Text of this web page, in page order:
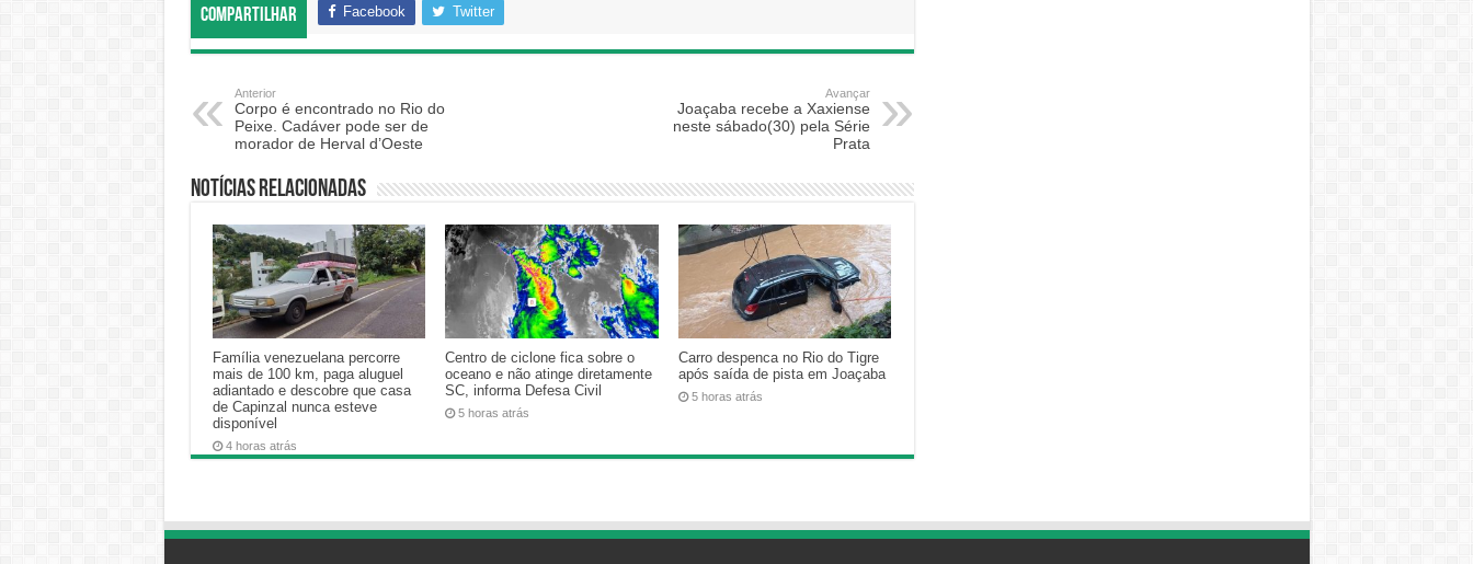
Compartilhar Facebook Twitter
Anterior
Corpo é encontrado no Rio do
Peixe. Cadáver pode ser de
morador de Herval d’Oeste
Avançar
Joaçaba recebe a Xaxiense
neste sábado(30) pela Série
Prata
Notícias relacionadas
Família venezuelana percorre
mais de 100 km, paga aluguel
adiantado e descobre que casa
de Capinzal nunca esteve
disponível
4 horas atrás
Centro de ciclone fica sobre o
oceano e não atinge diretamente
SC, informa Defesa Civil
5 horas atrás
Carro despenca no Rio do Tigre
após saída de pista em Joaçaba
5 horas atrás